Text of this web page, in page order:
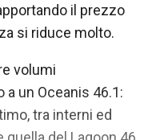
il prezzo
si riduce molto.
volumi
un Oceanis 46.1:
tra interni ed